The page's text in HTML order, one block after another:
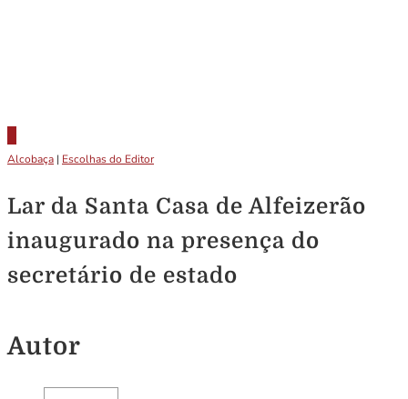
Alcobaça | Escolhas do Editor
Lar da Santa Casa de Alfeizerão
inaugurado na presença do
secretário de estado
Autor